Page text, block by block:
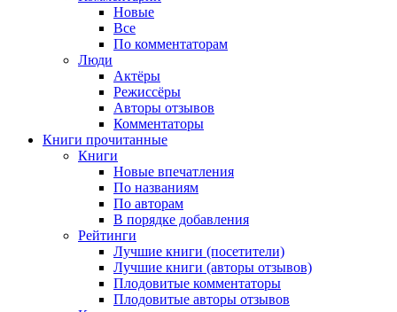
Новые
Все
По комментаторам
Люди
Актёры
Режиссёры
Авторы отзывов
Комментаторы
Книги прочитанные
Книги
Новые впечатления
По названиям
По авторам
В порядке добавления
Рейтинги
Лучшие книги (посетители)
Лучшие книги (авторы отзывов)
Плодовитые комментаторы
Плодовитые авторы отзывов